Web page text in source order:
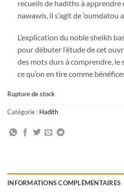
recueils de hadiths à apprendre
nawawis, il s’agit de ‘oumdatou
L’explication du noble sheikh
pour débuter l’étude de cet
des mots durs à comprendre, le
ce qu’on en tire comme
Rupture de stock
Catégorie : Hadith
INFORMATIONS COMPLÉMENTAIRES